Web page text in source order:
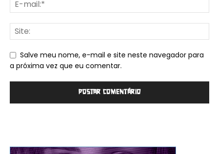
Salve meu nome, e-mail e site neste navegador para
a próxima vez que eu comentar.